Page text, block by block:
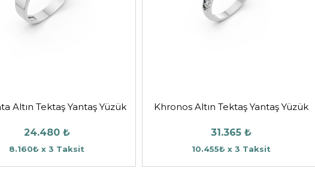
Altın Tektaş Yantaş Yüzük
24.480 ₺
8.160₺ x 3 Taksit
Khronos Altın Tektaş Yantaş Yüzük
31.365 ₺
10.455₺ x 3 Taksit